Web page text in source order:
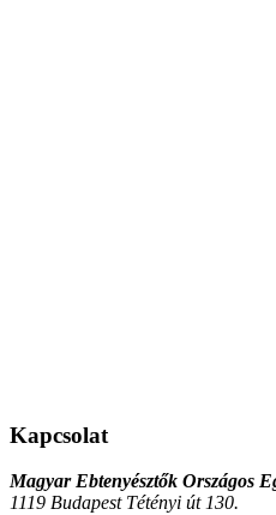
Kapcsolat
Magyar Ebtenyésztők Országos
1119 Budapest Tétényi út 130.